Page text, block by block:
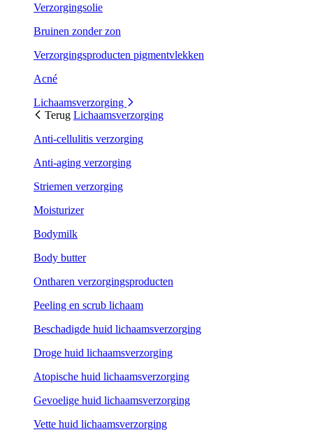
Verzorgingsolie
Bruinen zonder zon
Verzorgingsproducten pigmentvlekken
Acné
Lichaamsverzorging
Terug Lichaamsverzorging
Anti-cellulitis verzorging
Anti-aging verzorging
Striemen verzorging
Moisturizer
Bodymilk
Body butter
Ontharen verzorgingsproducten
Peeling en scrub lichaam
Beschadigde huid lichaamsverzorging
Droge huid lichaamsverzorging
Atopische huid lichaamsverzorging
Gevoelige huid lichaamsverzorging
Vette huid lichaamsverzorging